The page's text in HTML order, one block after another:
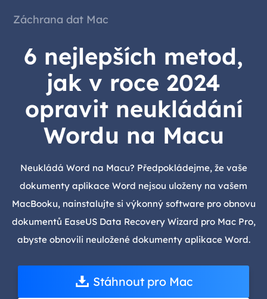
Záchrana dat Mac
6 nejlepších metod,
jak v roce 2024
opravit neukládání
Wordu na Macu
Neukládá Word na Macu? Předpokládejme, že vaše
dokumenty aplikace Word nejsou uloženy na vašem
MacBooku, nainstalujte si výkonný software pro obnovu
dokumentů EaseUS Data Recovery Wizard pro Mac Pro,
abyste obnovili neuložené dokumenty aplikace Word.
Stáhnout pro Mac